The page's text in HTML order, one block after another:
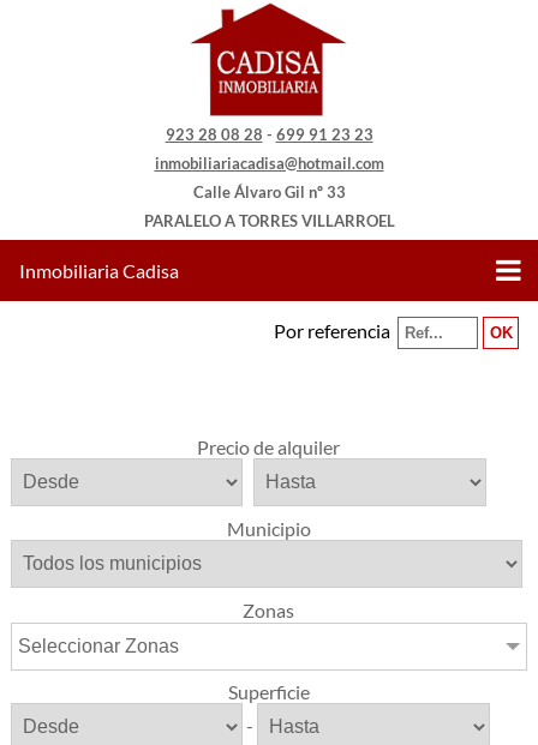
923 28 08 28 - 699 91 23 23
inmobiliariacadisa@hotmail.com
Calle Álvaro Gil nº 33
PARALELO A TORRES VILLARROEL
Inmobiliaria Cadisa
Por referencia
Precio de alquiler
Municipio
Zonas
Seleccionar Zonas
Superficie
-